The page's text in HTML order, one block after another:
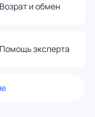
Возрат и обмен
Помощь эксперта